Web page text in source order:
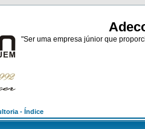
"Ser uma empresa júnior que
- Índice